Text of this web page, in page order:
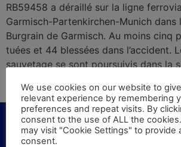
RB59458 a déraillé sur la ligne
Garmisch-Partenkirchen-Munich dans
Burgrain de Garmisch. Au moins cinq
tuées et 44 blessées dans l’accident.
sauvetage se sont poursuivis dans la
semaines.
We use cookies on our website to
relevant experience by remembering
preferences and repeat visits. By
consent to the use of ALL the
may visit "Cookie Settings" to provide
consent.